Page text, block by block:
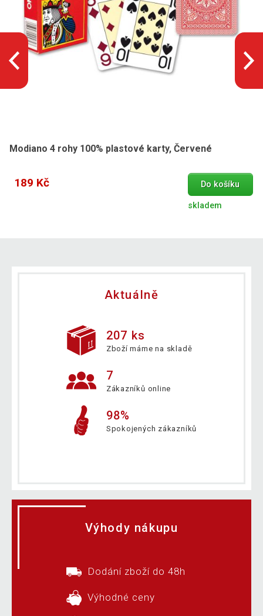
Modiano 4 rohy 100% plastové karty, Červené
189 Kč Do košíku
skladem
Aktuálně
207 ks
Zboží máme na skladě
7
Zákazníků online
98%
Spokojených zákazníků
Výhody nákupu
Dodání zboží do 48h
Výhodné ceny